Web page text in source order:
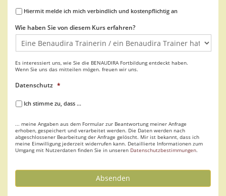
Hiermit melde ich mich verbindlich und kostenpflichtig an
Wie haben Sie von diesem Kurs erfahren?
Es interessiert uns, wie Sie die BENAUDIRA Fortbildung entdeckt haben.
Wenn Sie uns das mitteilen mögen. freuen wir uns.
Datenschutz *
Ich stimme zu, dass ...
... meine Angaben aus dem Formular zur Beantwortung meiner Anfrage
erhoben, gespeichert und verarbeitet werden. Die Daten werden nach
abgeschlossener Bearbeitung der Anfrage gelöscht. Mir ist bekannt, dass ich
meine Einwilligung jederzeit widerrufen kann. Detaillierte Informationen zum
Umgang mit Nutzerdaten finden Sie in unseren Datenschutzbestimmungen.
Absenden